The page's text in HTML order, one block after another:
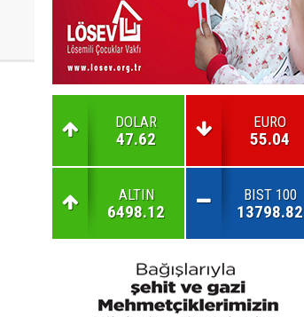
DOLAR
47.62
EURO
55.04
ALTIN
6498.12
BIST 100
13798.82